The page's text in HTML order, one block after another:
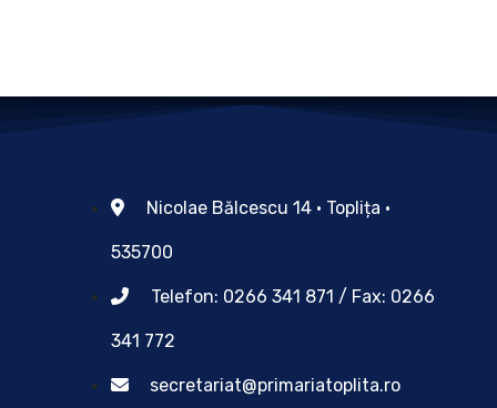
Nicolae Bălcescu 14 • Toplița •
535700
Telefon: 0266 341 871 / Fax: 0266
341 772
secretariat@primariatoplita.ro